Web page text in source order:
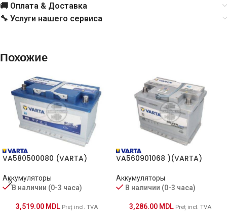
🚚 Оплата & Доставка
🔧 Услуги нашего сервиса
Похожие
VA580500080 (VARTA)
Аккумуляторы
В наличии (0-3 часа)
3,519.00 MDL Preț incl. TVA
VA560901068 )(VARTA)
Аккумуляторы
В наличии (0-3 часа)
3,286.00 MDL Preț incl. TVA